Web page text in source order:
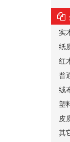
实
纸
红
普
绒
塑
皮
其